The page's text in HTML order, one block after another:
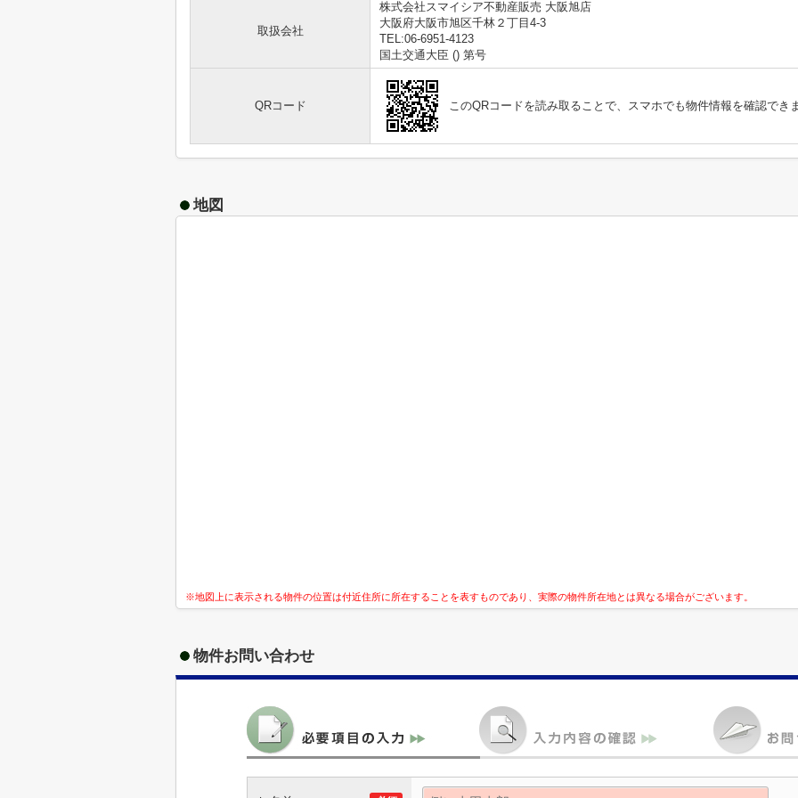
取扱会社
株式会社スマイシア不動産販売 大阪旭店
大阪府大阪市旭区千林２丁目4-3
TEL:06-6951-4123
国土交通大臣 () 第号
QRコード このQRコードを読み取ることで、スマホでも物件情報を確認でき
地図
※地図上に表示される物件の位置は付近住所に所在することを表すものであり、実際の物件所在地とは異なる場合がございます。
物件お問い合わせ